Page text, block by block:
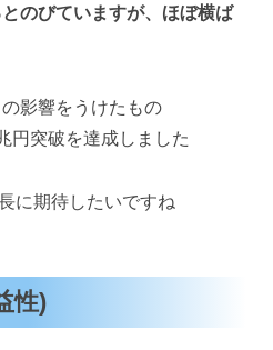
のびていますが、ほぼ横ば
影響をうけたもの
円突破を達成しました
に期待したいですね
性)